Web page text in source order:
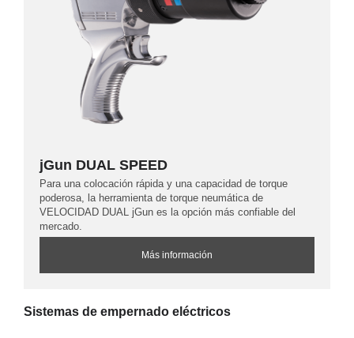
jGun DUAL SPEED
Para una colocación rápida y una capacidad de torque
poderosa, la herramienta de torque neumática de
VELOCIDAD DUAL jGun es la opción más confiable del
mercado.
Más información
Sistemas de empernado eléctricos